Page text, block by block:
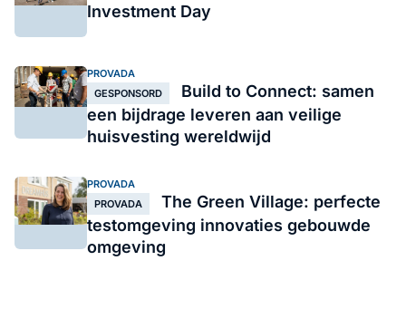
Investment Day
PROVADA
GESPONSORD
Build to Connect: samen
een bijdrage leveren aan veilige
huisvesting wereldwijd
PROVADA
PROVADA
The Green Village: perfecte
testomgeving innovaties gebouwde
omgeving